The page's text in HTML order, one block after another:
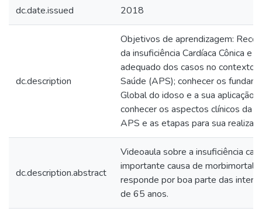
dc.date.issued 2018
dc.description
Objetivos de aprendizagem:
da insuficiência Cardíaca Cônica e
adequado dos casos no contexto
Saúde (APS); conhecer os
Global do idoso e a sua aplicação
conhecer os aspectos clínicos da
APS e as etapas para sua
dc.description.abstract
Videoaula sobre a insuficiência
importante causa de
responde por boa parte das
de 65 anos.